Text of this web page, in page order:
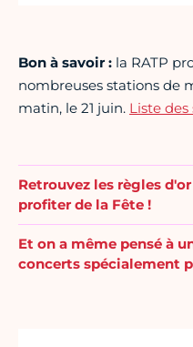
Bon à savoir : la RATP
nombreuses stations de
matin, le 21 juin. Liste
Retrouvez les règles
profiter de la Fête !
Et on a même pensé à
concerts spécialement